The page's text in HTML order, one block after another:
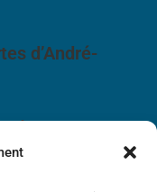
d’André-